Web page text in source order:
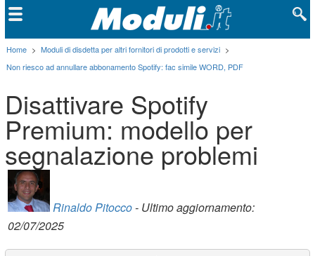
Home > Moduli di disdetta per altri fornitori di prodotti e servizi >
Non riesco ad annullare abbonamento Spotify: fac simile WORD, PDF
Disattivare Spotify
Premium: modello per
segnalazione problemi
Rinaldo Pitocco- Ultimo aggiornamento:
02/07/2025